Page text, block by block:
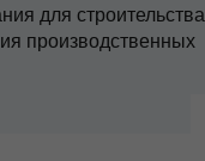
для строительства
производственных